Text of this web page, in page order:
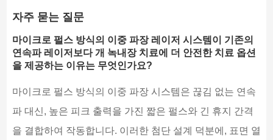
자주 묻는 질문
마이크로 펄스 방식의 이중 파장 레이저 시스템이 기존의
연속파 레이저보다 개 녹내장 치료에 더 안전한 치료 옵션
을 제공하는 이유는 무엇인가요?
마이크로 펄스 방식의 이중 파장 시스템은 끊김 없는 연속
파 대신, 높은 피크 출력을 가진 짧은 펄스와 긴 휴지 간격
을 결합하여 작동합니다. 이러한 첨단 설계 덕분에, 표면 열